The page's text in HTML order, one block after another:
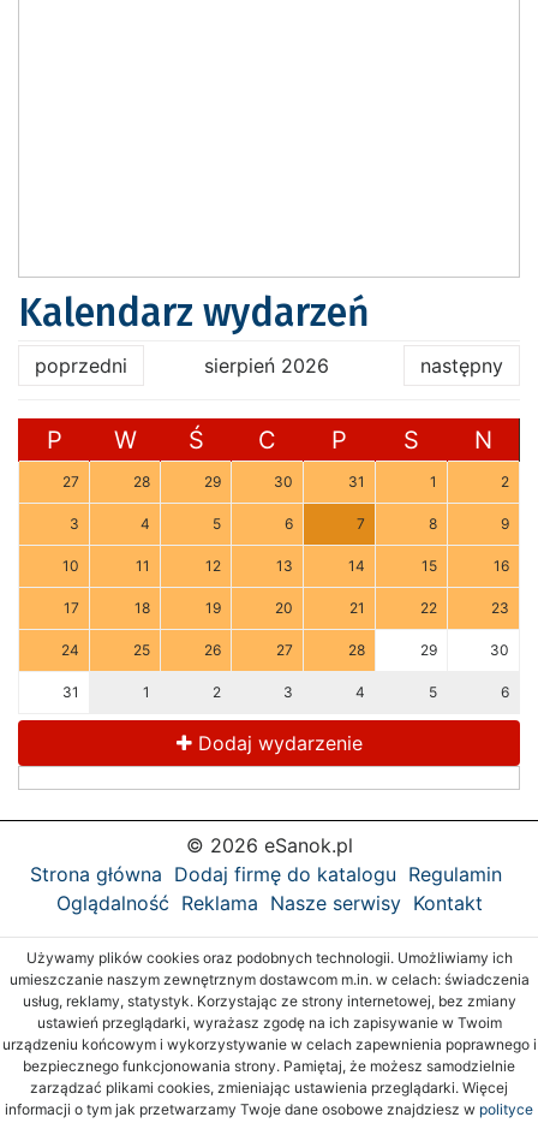
Kalendarz wydarzeń
poprzedni sierpień 2026 następny
P W Ś C P S N
27 28 29 30 31 1 2
3 4 5 6 7 8 9
10 11 12 13 14 15 16
17 18 19 20 21 22 23
24 25 26 27 28 29 30
31 1 2 3 4 5 6
Dodaj wydarzenie
© 2026 eSanok.pl
Strona główna Dodaj firmę do katalogu Regulamin
Oglądalność Reklama Nasze serwisy Kontakt
Używamy plików cookies oraz podobnych technologii. Umożliwiamy ich
umieszczanie naszym zewnętrznym dostawcom m.in. w celach: świadczenia
usług, reklamy, statystyk. Korzystając ze strony internetowej, bez zmiany
ustawień przeglądarki, wyrażasz zgodę na ich zapisywanie w Twoim
urządzeniu końcowym i wykorzystywanie w celach zapewnienia poprawnego i
bezpiecznego funkcjonowania strony. Pamiętaj, że możesz samodzielnie
zarządzać plikami cookies, zmieniając ustawienia przeglądarki. Więcej
informacji o tym jak przetwarzamy Twoje dane osobowe znajdziesz w polityce